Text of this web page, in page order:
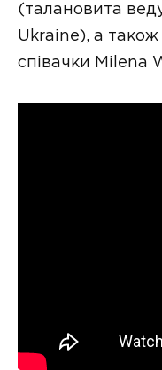
(талановита
Ukraine), а також
співачки Milena